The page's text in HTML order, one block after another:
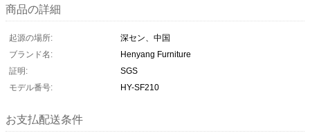
商品の詳細
起源の場所:
深セン、中国
ブランド名:
Henyang Furniture
証明:
SGS
モデル番号:
HY-SF210
お支払配送条件